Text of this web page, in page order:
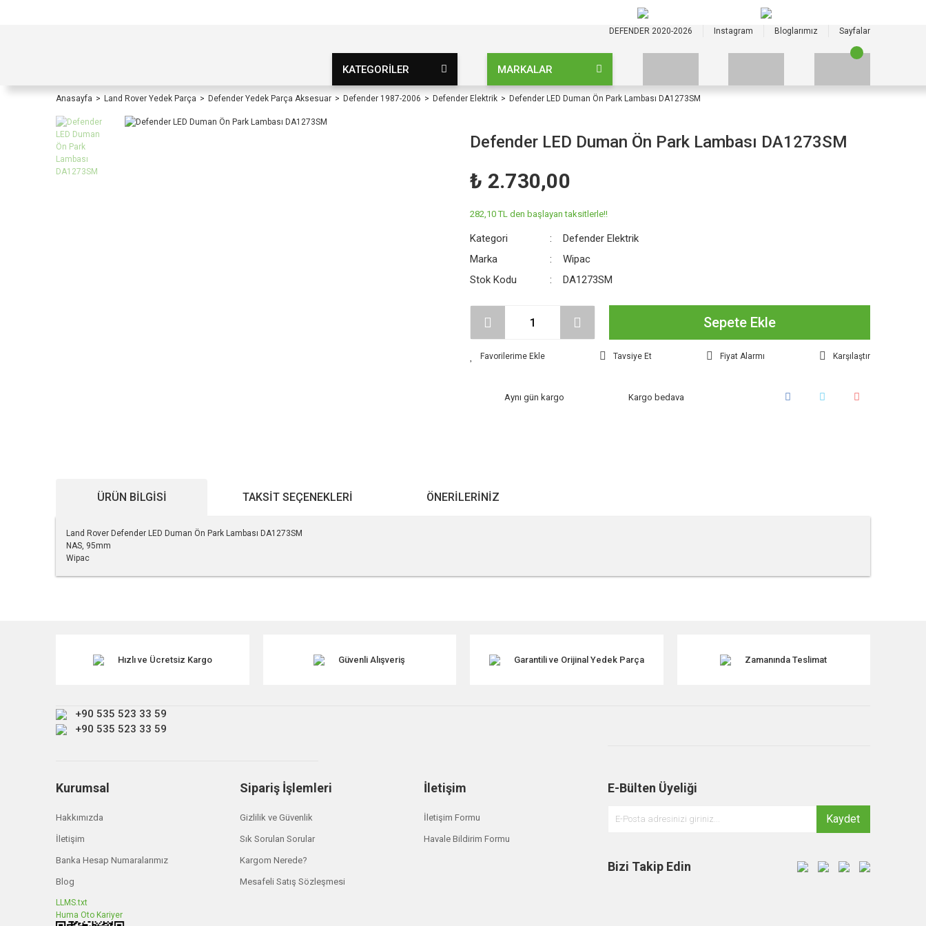
DEFENDER 2020-2026 Instagram Bloglarımız Sayfalar
KATEGORİLER MARKALAR
Anasayfa Land Rover Yedek Parça Defender Yedek Parça Aksesuar Defender 1987-2006 Defender Elektrik Defender LED Duman Ön Park Lambası DA1273SM
Defender LED Duman Ön Park Lambası DA1273SM
₺ 2.730,00
282,10 TL den başlayan taksitlerle!!
Kategori
Defender Elektrik
Marka
Wipac
Stok Kodu
DA1273SM
Sepete Ekle
Tavsiye Et Fiyat Alarmı Karşılaştır
Aynı gün kargo Kargo bedava
ÜRÜN BILGISI TAKSIT SEÇENEKLERI ÖNERILERINIZ
Land Rover Defender LED Duman Ön Park Lambası DA1273SM
NAS, 95mm
Wipac
Ürün açıklamasında eksik bilgiler bulunuyor.
Bu ürüne benzer farklı alternatifler olmalı.
Hızlı ve Ücretsiz Kargo Güvenli Alışveriş Garantili ve Orijinal Yedek Parça Zamanında Teslimat
+90 535 523 33 59
+90 535 523 33 59
Kurumsal
Hakkımızda
İletişim
Banka Hesap Numaralarımız
Blog
LLMS.txt
Huma Oto Kariyer
Sipariş İşlemleri
Gizlilik ve Güvenlik
Sık Sorulan Sorular
Kargom Nerede?
Mesafeli Satış Sözleşmesi
İletişim
İletişim Formu
Havale Bildirim Formu
E-Bülten Üyeliği
Kaydet
Bizi Takip Edin